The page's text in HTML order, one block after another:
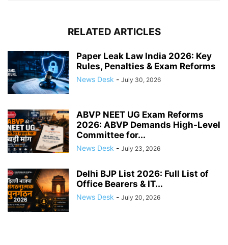
RELATED ARTICLES
Paper Leak Law India 2026: Key
Rules, Penalties & Exam Reforms
News Desk - July 30, 2026
ABVP NEET UG Exam Reforms
2026: ABVP Demands High-Level
Committee for...
News Desk - July 23, 2026
Delhi BJP List 2026: Full List of
Office Bearers & IT...
News Desk - July 20, 2026